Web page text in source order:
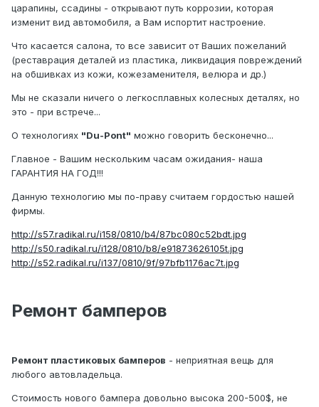
царапины, ссадины - открывают путь коррозии, которая
изменит вид автомобиля, а Вам испортит настроение.
Что касается салона, то все зависит от Ваших пожеланий
(реставрация деталей из пластика, ликвидация повреждений
на обшивках из кожи, кожезаменителя, велюра и др.)
Мы не сказали ничего о легкосплавных колесных деталях, но
это - при встрече...
О технологиях "Du-Pont" можно говорить бесконечно...
Главное - Вашим нескольким часам ожидания- наша
ГАРАНТИЯ НА ГОД!!!
Данную технологию мы по-праву считаем гордостью нашей
фирмы.
http://s57.radikal.ru/i158/0810/b4/87bc080c52bdt.jpg
http://s50.radikal.ru/i128/0810/b8/e91873626105t.jpg
http://s52.radikal.ru/i137/0810/9f/97bfb1176ac7t.jpg
Ремонт бамперов
Ремонт пластиковых бамперов - неприятная вещь для
любого автовладельца.
Стоимость нового бампера довольно высока 200-500$, не